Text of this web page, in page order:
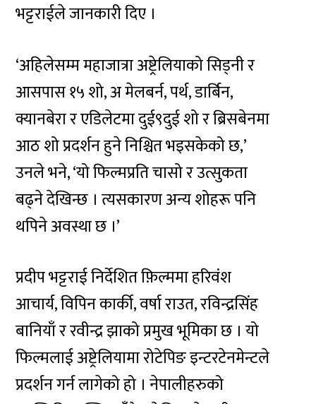
भट्टराईले जानकारी दिए ।
‘अहिलेसम्म महाजात्रा अष्ट्रेलियाको सिड्नी र
आसपास १५ शो, अ मेलबर्न, पर्थ, डार्बिन,
क्यानबेरा र एडिलेटमा दुई९दुई शो र ब्रिसबेनमा
आठ शो प्रदर्शन हुने निश्चित भइसकेको छ,’
उनले भने, ‘यो फिल्मप्रति चासो र उत्सुकता
बढ्ने देखिन्छ । त्यसकारण अन्य शोहरू पनि
थपिने अवस्था छ ।’
प्रदीप भट्टराई निर्देशित फ़िल्ममा हरिवंश
आचार्य, विपिन कार्की, वर्षा राउत, रविन्द्रसिंह
बानियाँ र रवीन्द्र झाको प्रमुख भूमिका छ । यो
फिल्मलाई अष्ट्रेलियामा रोटेपिङ इन्टरटेनमेन्टले
प्रदर्शन गर्न लागेको हो । नेपालीहरुको